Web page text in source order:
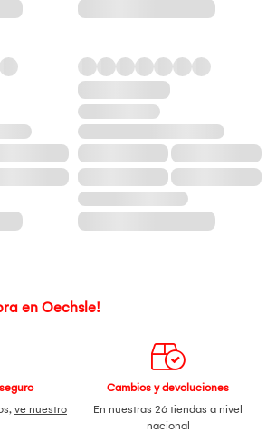
en Oechsle!
ve nuestro
Cambios y devoluciones
En nuestras 26 tiendas a nivel
nacional